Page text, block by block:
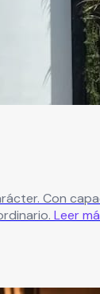
Con
Leer